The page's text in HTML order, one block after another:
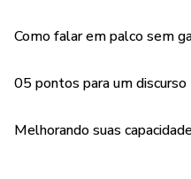
Como falar em palco sem
05 pontos para um
Melhorando suas